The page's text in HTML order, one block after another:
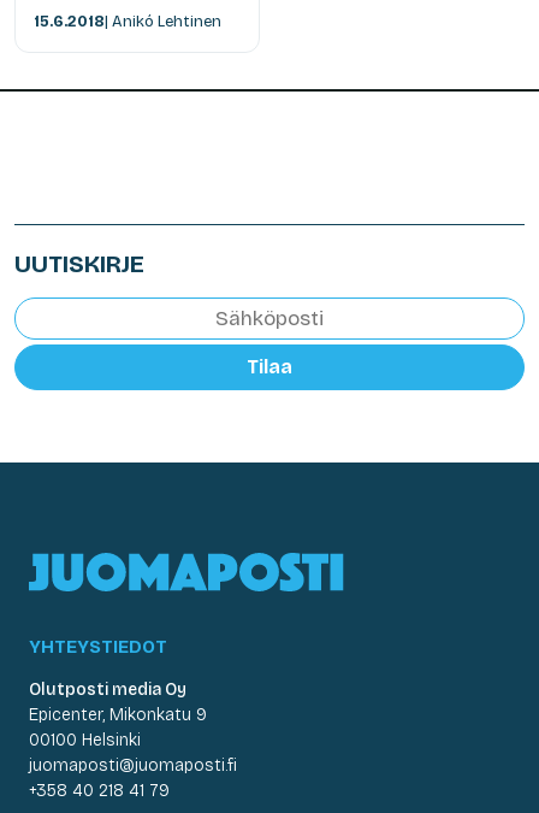
15.6.2018| Anikó Lehtinen
UUTISKIRJE
Tilaa
YHTEYSTIEDOT
Olutposti media Oy
Epicenter, Mikonkatu 9
00100 Helsinki
juomaposti@juomaposti.fi
+358 40 218 41 79